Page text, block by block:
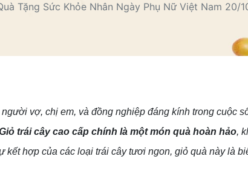
Tặng Sức Khỏe Nhân Ngày Phụ Nữ Việt Nam 20/
vợ, chị em, và đồng nghiệp đáng kính trong cuộc
trái cây cao cấp chính là một món quà hoàn hảo,
hợp của các loại trái cây tươi ngon, giỏ quà này là